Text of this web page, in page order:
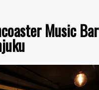
Music Bar